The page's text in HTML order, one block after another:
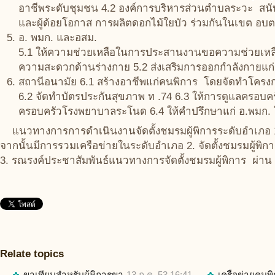
อาชีพระดับชุมชน 4.2 องค์การบริหารส่วนตำบลระวะ ส
และผู้ด้อยโอกาส การผลิตดอกไม้ใยบัว ร่วมกันในเขต อ
อ. พมก. และอสม.
5.1 ให้ความช่วยเหลือในการประสานงานขอความช่วยเห
ความสะดวกด้านร่างกาย 5.2 ส่งเสริมการออกกำลังกาย
สถานีอนามัย 6.1 สร้างอาชีพแก่คนพิการ โดยจัดทำโครง
6.2 จัดทำบัตรประกันสุขภาพ ท .74 6.3 ให้การดูแลครอบ
ครอบครัวโรงพยาบาลระโนด 6.4 ให้คำปรึกษาแก่ อ.พม
แนวทางการการดำเนินงานจัดตั้งชมรมผู้พิการระดับอำเ
จากนั้นมีการรวมเครือข่ายในระดับอำเภอ 2. จัดตั้งชมรมผู้
3. รณรงค์ประชาสัมพันธ์แนวทางการจัดตั้งชมรมผู้พิการ ผ่า
Relate topics